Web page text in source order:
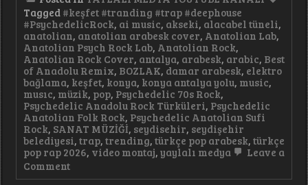
Tagged #keşfet #tranding #trap #deephouse
#PsychedelicRock, ai music, akseki, alacabel tüneli,
anatolian, anatolian arabesk cover, Anatolian Lab,
Anatolian Psych Rock Lab, Anatolian Rock,
Anatolian Rock Cover, antalya, arabesk, arabic, Best
of Anadolu Remix, BOZLAK, damar arabesk, elektro
bağlama, keşfet, konya, konya antalya yolu, music,
musıc, müzik, pop, Psychedelic 70s Rock,
Psychedelic Anadolu Rock Türküleri, Psychedelic
Anatolian Folk Rock, Psychedelic Anatolian Sufi
Rock, SANAT MÜZİĞİ, seydisehir, seydişehir
belediyesi, trap, trending, türkçe pop arabesk, türkçe
pop rap 2026, video montaj, yaylalı medya
Leave a
Commenton
Ölürsem